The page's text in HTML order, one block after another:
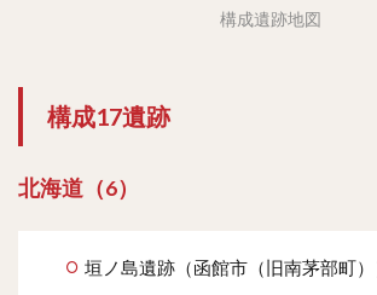
構成遺跡地図
構成17遺跡
北海道（6）
垣ノ島遺跡（函館市（旧南茅部町）